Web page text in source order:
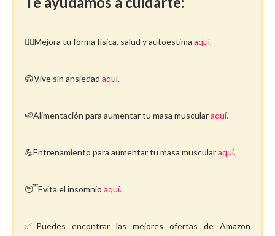
🤸‍♀️Mejora tu forma física, salud y autoestima aquí.
😁Vive sin ansiedad aquí.
🍉Alimentación para aumentar tu masa muscularaquí.
💪Entrenamiento para aumentar tu masa muscularaquí.
😴Evita el insomnio aquí.
✅Puedes encontrar las mejores ofertas de Amazon